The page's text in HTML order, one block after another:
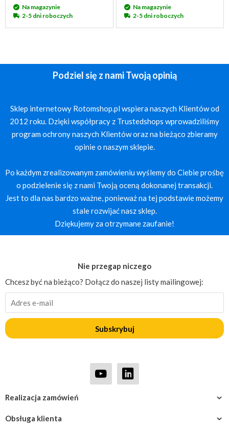
Na magazynie
2-5 dni roboczych
Na magazynie
2-5 dni roboczych
Podziel się z nami Twoją opinią
Sklep internetowy Rotomshop.pl wspiera naszych Klientów od
2012 roku. Dzięki współpracy z Trustedshops wprowadziliśmy
program ochrony naszych Klientów oraz na bieżąco zbieramy
opinie o naszym sklepie.
Po każdym zrealizowanym zamówieniu wyślemy do Ciebie prośbę
o podzielenie się z nami Twoją oceną dokonanej transakcji.
Jest to dla nas bardzo ważne, ponieważ na tej podstawie możemy
stale rozwijać nasz sklep.
Dziękujemy za otrzymane zaufanie!
Obsługa klienta
Realizacja zamówień
Nie przegap niczego
Chcesz być na bieżąco? Dołącz do naszej listy mailingowej:
Subskrybuj